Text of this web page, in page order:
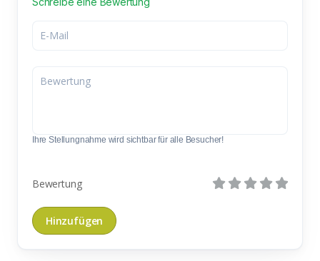
Ihre Stellungnahme wird sichtbar für alle Besucher!
Bewertung